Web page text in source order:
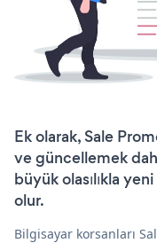
Ek olarak, Sale
ve güncellemek
büyük olasılıkla
olur.
Bilgisayar korsanları